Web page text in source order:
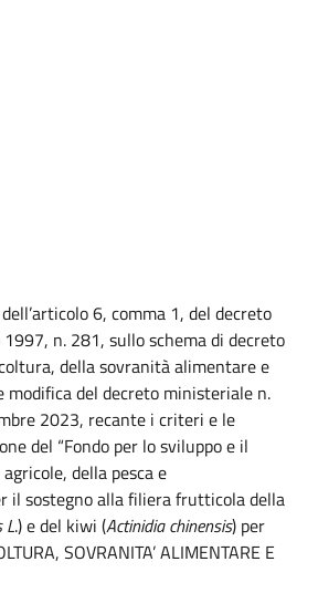
6, comma 1, del decreto
n. 281, sullo schema di decreto
della sovranità alimentare e
modifica del decreto ministeriale n.
2023, recante i criteri e le
del “Fondo per lo sviluppo e il
della pesca e
il sostegno alla filiera frutticola della
L.) e del kiwi (Actinidia chinensis) per
SOVRANITA’ ALIMENTARE E